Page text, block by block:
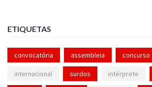
ETIQUETAS
convocatória assembleia concurso
internacional surdos intérprete